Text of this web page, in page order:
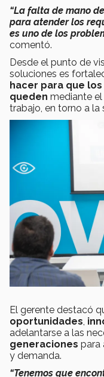
“La falta de mano
para atender los
es uno de los
comentó.
Desde el punto de
soluciones es
hacer para que
queden mediante
trabajo, en torno a la
El gerente destacó
oportunidades,
adelantarse a las
generaciones para
y demanda.
“Tenemos que